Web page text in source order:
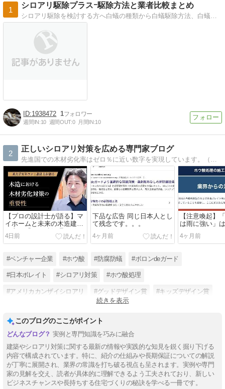
1
シロアリ駆除プラスｰ駆除方法と業者比較まとめ
1938472 1
週間IN:10 週間OUT:0 月間IN:10
2
正しいシロアリ対策を広める専門家ブログ
【プロの設計士が語る】マ
イホームと未来の木造建築
を守る「ホウ酸処理（ボロ
ンdeガード工法）」の重要
4日前
下品な広告 同じ日本人とし
て残念です。。。
4ヶ月前
【注意喚起】
は雨に強い」
4ヶ月前
#ベンチャー企業 #ホウ酸 #防腐防蟻 #ボロンdeガード
#日本ボレイト #シロアリ対策 #ホウ酸処理
#アメリカカンザイシロアリ #グッドデザイン賞 #キッズデザイン賞
続きを表示
このブログのここがポイント
実例と専門知識を巧みに融合
建築やシロアリ対策に関する最新の情報や実践的な知見を鋭く掘り下げる
内容で構成されています。特に、紹介の仕組みや長期保証についての解説
が丁寧に展開され、業界の常識を打ち破る視点も呈されます。実例や専門
家の見解を交え、読者が具体的に理解できるよう工夫されており、新しい
ビジネスチャンスや長持ちする住宅づくりの秘訣を学べる一冊です。